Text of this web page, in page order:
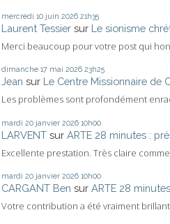
mercredi 10 juin 2026 21h35
Laurent Tessier sur Le sionisme
Merci beaucoup pour votre post qui
dimanche 17 mai 2026 23h25
Jean sur Le Centre Missionnaire de
Les problèmes sont profondément
mardi 20 janvier 2026 10h00
LARVENT sur ARTE 28 minutes :
Excellente prestation. Très claire
mardi 20 janvier 2026 10h00
CARGANT Ben sur ARTE 28
Votre contribution a été vraiment